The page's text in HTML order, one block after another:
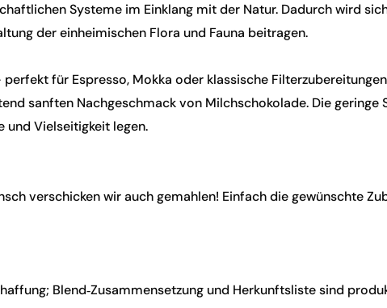
Systeme im Einklang mit der Natur. Dadurch wird
der einheimischen Flora und Fauna beitragen.
für Espresso, Mokka oder klassische
sanften Nachgeschmack von Milchschokolade. Die geringe
und Vielseitigkeit legen.
verschicken wir auch gemahlen! Einfach die gewünschte
Blend‑Zusammensetzung und Herkunftsliste sind